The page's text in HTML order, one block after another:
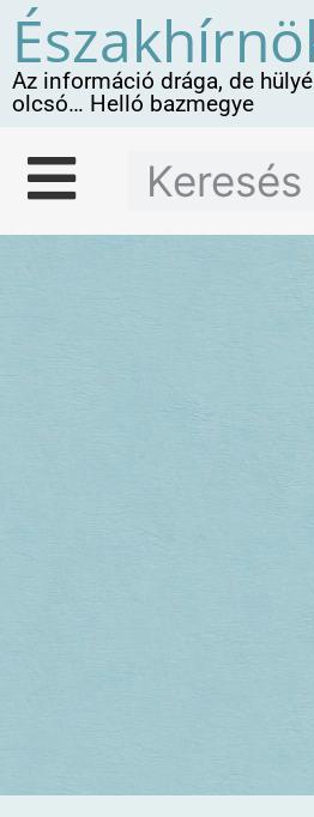
Az információ drága, de
olcsó… Helló bazmegye